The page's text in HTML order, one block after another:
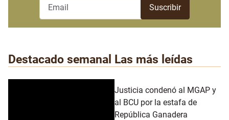
Destacado semanal Las más leídas
Justicia condenó al MGAP y
al BCU por la estafa de
República Ganadera